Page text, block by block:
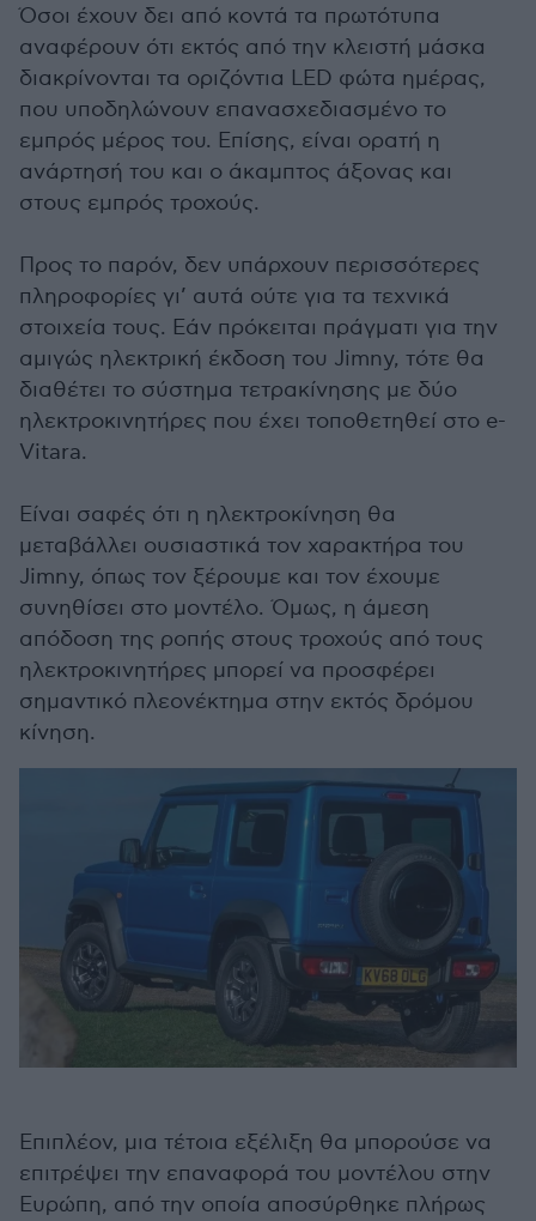
Όσοι έχουν δει από κοντά τα πρωτότυπα
αναφέρουν ότι εκτός από την κλειστή μάσκα
διακρίνονται τα οριζόντια LED φώτα ημέρας,
που υποδηλώνουν επανασχεδιασμένο το
εμπρός μέρος του. Επίσης, είναι ορατή η
ανάρτησή του και ο άκαμπτος άξονας και
στους εμπρός τροχούς.
Προς το παρόν, δεν υπάρχουν περισσότερες
πληροφορίες γι’ αυτά ούτε για τα τεχνικά
στοιχεία τους. Εάν πρόκειται πράγματι για την
αμιγώς ηλεκτρική έκδοση του Jimny, τότε θα
διαθέτει το σύστημα τετρακίνησης με δύο
ηλεκτροκινητήρες που έχει τοποθετηθεί στο e-
Vitara.
Είναι σαφές ότι η ηλεκτροκίνηση θα
μεταβάλλει ουσιαστικά τον χαρακτήρα του
Jimny, όπως τον ξέρουμε και τον έχουμε
συνηθίσει στο μοντέλο. Όμως, η άμεση
απόδοση της ροπής στους τροχούς από τους
ηλεκτροκινητήρες μπορεί να προσφέρει
σημαντικό πλεονέκτημα στην εκτός δρόμου
κίνηση.
Επιπλέον, μια τέτοια εξέλιξη θα μπορούσε να
επιτρέψει την επαναφορά του μοντέλου στην
Ευρώπη, από την οποία αποσύρθηκε πλήρως